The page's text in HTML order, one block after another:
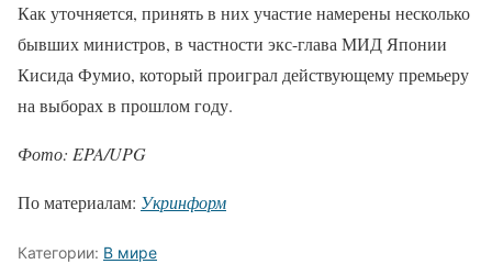
Как уточняется, принять в них участие намерены несколько
бывших министров, в частности экс-глава МИД Японии
Кисида Фумио, который проиграл действующему премьеру
на выборах в прошлом году.
Фото: EPA/UPG
По материалам: Укринформ
Категории: В мире